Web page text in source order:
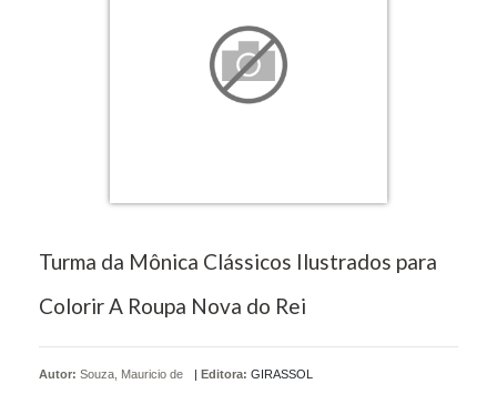
Turma da Mônica Clássicos Ilustrados para
Colorir A Roupa Nova do Rei
Autor: Souza, Mauricio de | Editora: GIRASSOL